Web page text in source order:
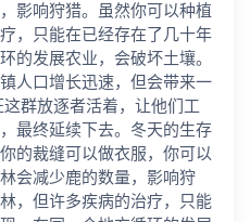
影响狩猎。虽然你可以种植
，只能在已经存在了几十年
的发展农业，会破坏土壤。
人口增长迅速，但会带来一
群放逐者活着，让他们工
最终延续下去。冬天的生存
的裁缝可以做衣服，你可以
会减少鹿的数量，影响狩
，但许多疾病的治疗，只能